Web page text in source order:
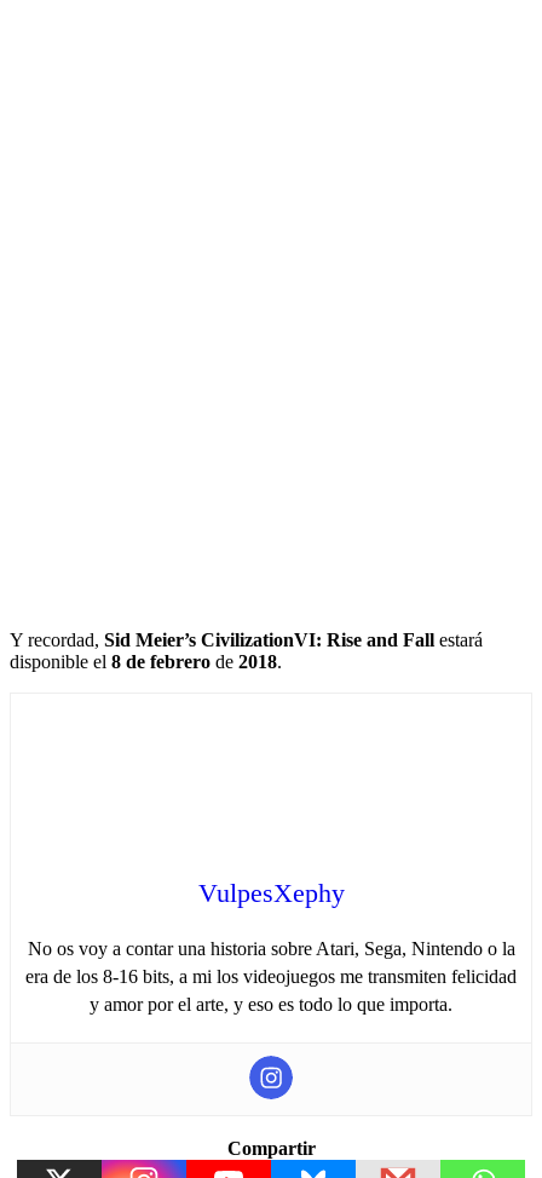
Y recordad, Sid Meier’s CivilizationVI: Rise and Fall estará
disponible el 8 de febrero de 2018.
VulpesXephy
No os voy a contar una historia sobre Atari, Sega, Nintendo o la
era de los 8-16 bits, a mi los videojuegos me transmiten felicidad
y amor por el arte, y eso es todo lo que importa.
Compartir